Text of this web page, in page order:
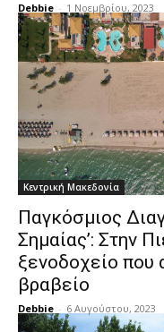
Debbie - 1 Νοεμβρίου, 2023
Κεντρική Μακεδονία
Παγκόσμιος
Σημαίας’: Στην
ξενοδοχείο
βραβείο
Debbie - 6 Αυγούστου, 2023